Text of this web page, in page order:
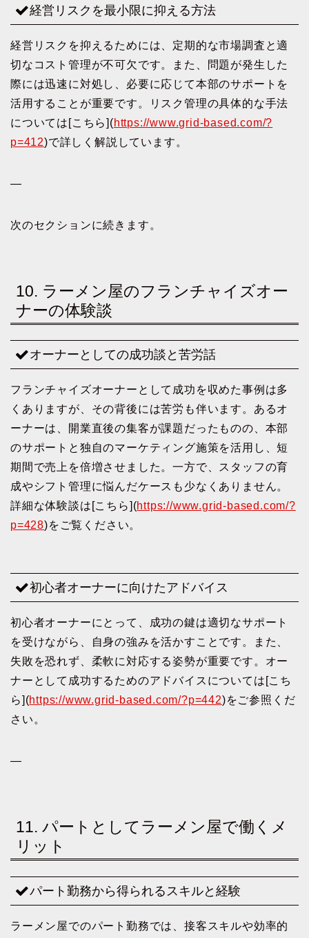
経営リスクを最小限に抑える方法
経営リスクを抑えるためには、定期的な市場調査と適
切なコスト管理が不可欠です。また、問題が発生した
際には迅速に対処し、必要に応じて本部のサポートを
活用することが重要です。リスク管理の具体的な手法
については[こちら](https://www.grid-based.com/?
p=412)で詳しく解説しています。
—
次のセクションに続きます。
10. ラーメン屋のフランチャイズオー
ナーの体験談
オーナーとしての成功談と苦労話
フランチャイズオーナーとして成功を収めた事例は多
くありますが、その背後には苦労も伴います。あるオ
ーナーは、開業直後の集客が課題だったものの、本部
のサポートと独自のマーケティング施策を活用し、短
期間で売上を倍増させました。一方で、スタッフの育
成やシフト管理に悩んだケースも少なくありません。
詳細な体験談は[こちら](https://www.grid-based.com/?
p=428)をご覧ください。
初心者オーナーに向けたアドバイス
初心者オーナーにとって、成功の鍵は適切なサポート
を受けながら、自身の強みを活かすことです。また、
失敗を恐れず、柔軟に対応する姿勢が重要です。オー
ナーとして成功するためのアドバイスについては[こち
ら](https://www.grid-based.com/?p=442)をご参照くだ
さい。
—
11. パートとしてラーメン屋で働くメ
リット
パート勤務から得られるスキルと経験
ラーメン屋でのパート勤務では、接客スキルや効率的